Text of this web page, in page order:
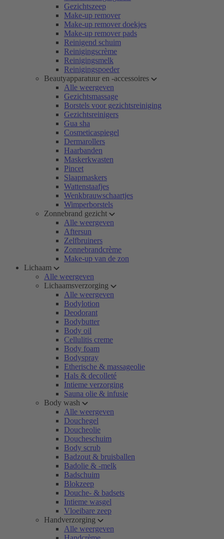
Gezichtszeep
Make-up remover
Make-up remover doekjes
Make-up remover pads
Reinigend schuim
Reinigingscrème
Reinigingsmelk
Reinigingspoeder
Beautyapparatuur en -accessoires
Alle weergeven
Gezichtsmassage
Borstels voor gezichtsreiniging
Gezichtsreinigers
Gua sha
Cosmeticaspiegel
Dermarollers
Haarbanden
Maskerkwasten
Pincet
Slaapmaskers
Wattenstaafjes
Wenkbrauwschaartjes
Wimperborstels
Zonnebrand gezicht
Alle weergeven
Aftersun
Zelfbruiners
Zonnebrandcrème
Make-up van de zon
Lichaam
Alle weergeven
Lichaamsverzorging
Alle weergeven
Bodylotion
Deodorant
Bodybutter
Body oil
Cellulitis creme
Body foam
Bodyspray
Etherische & massageolie
Hals & decolleté
Intieme verzorging
Sauna olie & infusie
Body wash
Alle weergeven
Douchegel
Doucheolie
Doucheschuim
Body scrub
Badzout & bruisballen
Badolie & -melk
Badschuim
Blokzeep
Douche- & badsets
Intieme wasgel
Vloeibare zeep
Handverzorging
Alle weergeven